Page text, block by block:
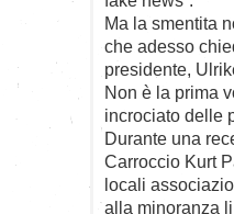
Ma la smentita
che adesso
presidente,
Non è la prima
incrociato delle
Durante una
Carroccio Kurt
locali
alla minoranza